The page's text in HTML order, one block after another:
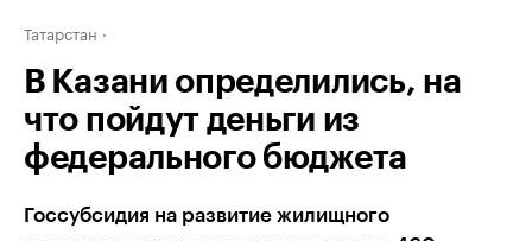
Татарстан
В Казани определились, на
что пойдут деньги из
федерального бюджета
Госсубсидия на развитие жилищного